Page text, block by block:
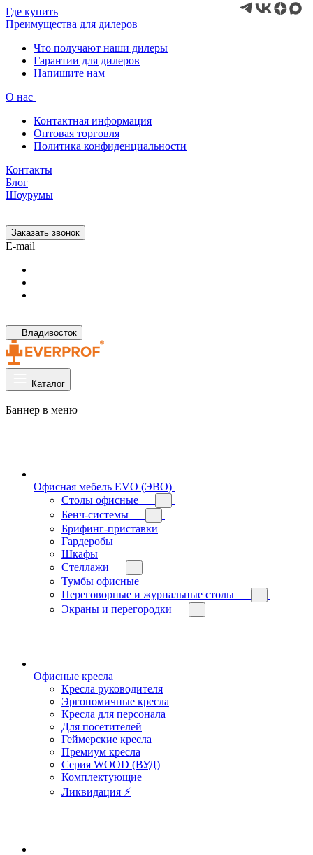
Где купить
Преимущества для дилеров
Что получают наши дилеры
Гарантии для дилеров
Напишите нам
О нас
Контактная информация
Оптовая торговля
Политика конфиденциальности
Контакты
Блог
Шоурумы
Заказать звонок
E-mail
Владивосток
Каталог
Баннер в меню
Офисная мебель EVO (ЭВО)
Cтолы офисные
Бенч-системы
Брифинг-приставки
Гардеробы
Шкафы
Стеллажи
Тумбы офисные
Переговорные и журнальные столы
Экраны и перегородки
Офисные кресла
Кресла руководителя
Эргономичные кресла
Кресла для персонала
Для посетителей
Геймерские кресла
Премиум кресла
Серия WOOD (ВУД)
Комплектующие
Ликвидация ⚡